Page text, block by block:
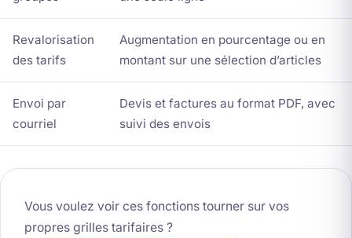
Revalorisation
des tarifs
Augmentation en pourcentage ou en
montant sur une sélection d’articles
Envoi par
courriel
Devis et factures au format PDF, avec
suivi des envois
Vous voulez voir ces fonctions tourner sur vos
propres grilles tarifaires ?